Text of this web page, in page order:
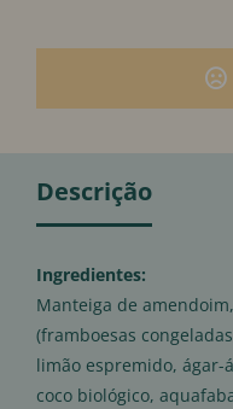
Descrição
Ingredientes:
Manteiga de
(framboesas
limão espremido, ágar-
coco biológico,